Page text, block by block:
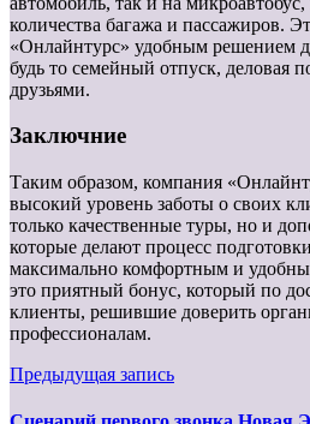
количества багажа и пассажиров.
«Онлайнтурс» удобным решением
будь то семейный отпуск, деловая
друзьями.
Заключние
Таким образом, компания
высокий уровень заботы о своих
только качественные туры, но и
которые делают процесс
максимально комфортным и
это приятный бонус, который по
клиенты, решившие доверить
профессионалам.
Предыдущая запись